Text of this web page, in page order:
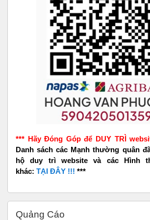
*** Hãy Đóng Góp để DUY TRÌ
Danh sách các Mạnh thường quân
hộ duy trì website và các Hình
khác: TẠI ĐÂY !!! ***
Quảng Cáo